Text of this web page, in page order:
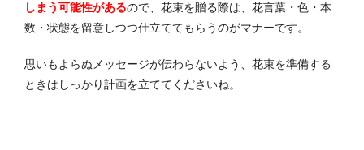
しまう可能性があるので、花束を贈る際は、花言葉・色・本
数・状態を留意しつつ仕立ててもらうのがマナーです。
思いもよらぬメッセージが伝わらないよう、花束を準備する
ときはしっかり計画を立ててくださいね。